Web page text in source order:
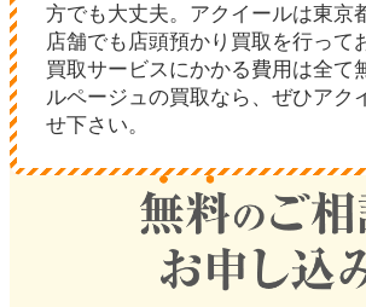
方でも大丈夫。アクイールは東京
店舗でも店頭預かり買取を行って
買取サービスにかかる費用は全て
ルページュの買取なら、ぜひアク
せ下さい。